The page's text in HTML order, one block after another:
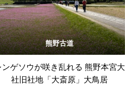
熊野古道
ンゲソウが咲き乱れる 熊野本宮大
社旧社地「大斎原」大鳥居